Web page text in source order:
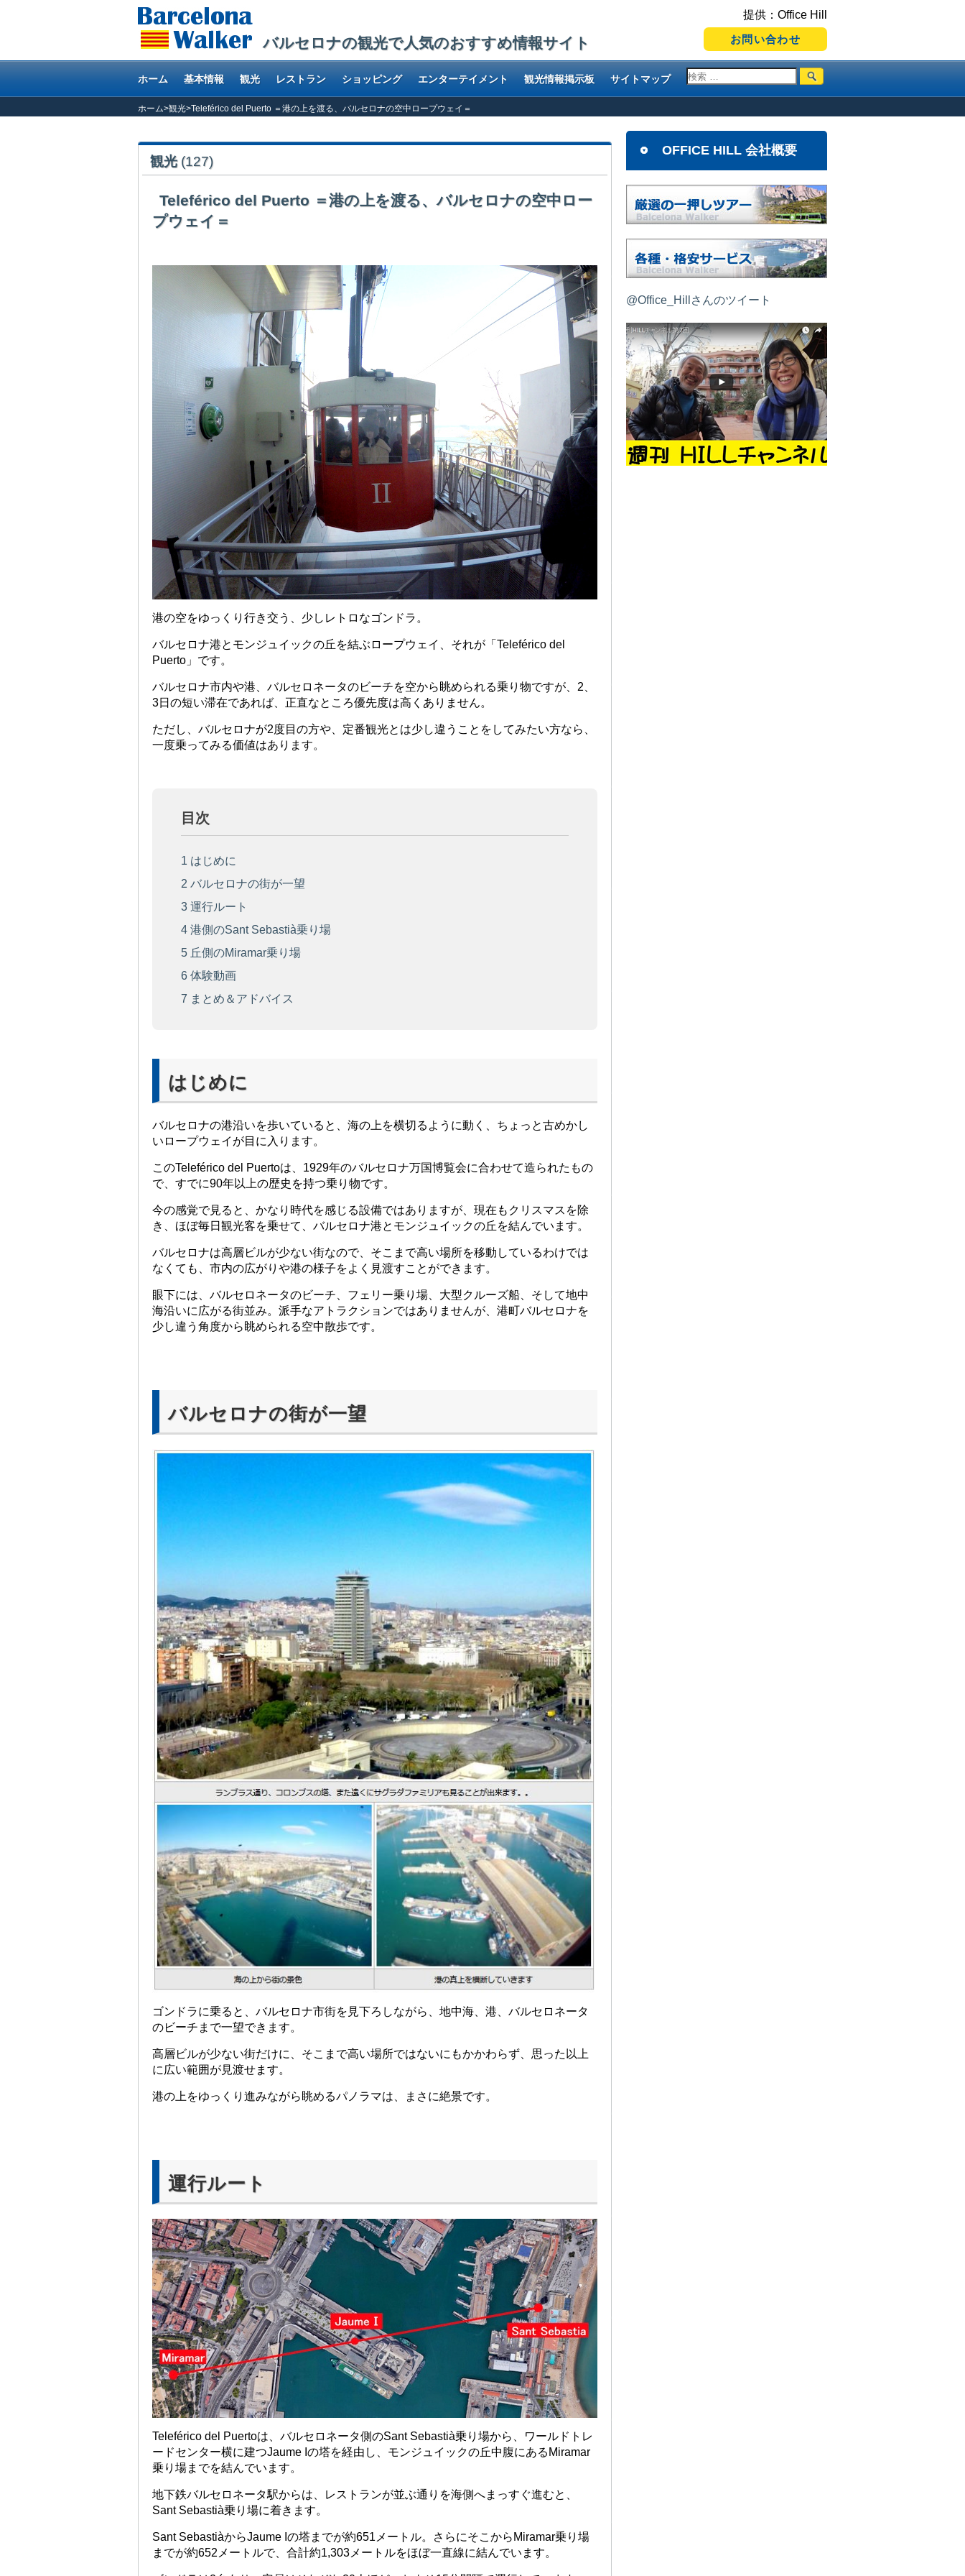
バルセロナの観光で人気のおすすめ情報サイト
提供：Office Hill
お問い合わせ
ホーム 基本情報 観光 レストラン ショッピング エンターテイメント 観光情報掲示板 サイトマップ
ホーム>観光>Teleférico del Puerto ＝港の上を渡る、バルセロナの空中ロープウェイ＝
観光 (127)
Teleférico del Puerto ＝港の上を渡る、バルセロナの空中ロー
プウェイ＝
港の空をゆっくり行き交う、少しレトロなゴンドラ。
バルセロナ港とモンジュイックの丘を結ぶロープウェイ、それが「Teleférico del
Puerto」です。
バルセロナ市内や港、バルセロネータのビーチを空から眺められる乗り物ですが、2、
3日の短い滞在であれば、正直なところ優先度は高くありません。
ただし、バルセロナが2度目の方や、定番観光とは少し違うことをしてみたい方なら、
一度乗ってみる価値はあります。
目次
1 はじめに
2 バルセロナの街が一望
3 運行ルート
4 港側のSant Sebastià乗り場
5 丘側のMiramar乗り場
6 体験動画
7 まとめ＆アドバイス
はじめに
バルセロナの港沿いを歩いていると、海の上を横切るように動く、ちょっと古めかし
いロープウェイが目に入ります。
このTeleférico del Puertoは、1929年のバルセロナ万国博覧会に合わせて造られたもの
で、すでに90年以上の歴史を持つ乗り物です。
今の感覚で見ると、かなり時代を感じる設備ではありますが、現在もクリスマスを除
き、ほぼ毎日観光客を乗せて、バルセロナ港とモンジュイックの丘を結んでいます。
バルセロナは高層ビルが少ない街なので、そこまで高い場所を移動しているわけでは
なくても、市内の広がりや港の様子をよく見渡すことができます。
眼下には、バルセロネータのビーチ、フェリー乗り場、大型クルーズ船、そして地中
海沿いに広がる街並み。派手なアトラクションではありませんが、港町バルセロナを
少し違う角度から眺められる空中散歩です。
バルセロナの街が一望
ゴンドラに乗ると、バルセロナ市街を見下ろしながら、地中海、港、バルセロネータ
のビーチまで一望できます。
高層ビルが少ない街だけに、そこまで高い場所ではないにもかかわらず、思った以上
に広い範囲が見渡せます。
港の上をゆっくり進みながら眺めるパノラマは、まさに絶景です。
運行ルート
Teleférico del Puertoは、バルセロネータ側のSant Sebastià乗り場から、ワールドトレ
ードセンター横に建つJaume Iの塔を経由し、モンジュイックの丘中腹にあるMiramar
乗り場までを結んでいます。
地下鉄バルセロネータ駅からは、レストランが並ぶ通りを海側へまっすぐ進むと、
Sant Sebastià乗り場に着きます。
Sant SebastiàからJaume Iの塔までが約651メートル。さらにそこからMiramar乗り場
までが約652メートルで、合計約1,303メートルをほぼ一直線に結んでいます。
OFFICE HILL 会社概要
@Office_Hillさんのツイート